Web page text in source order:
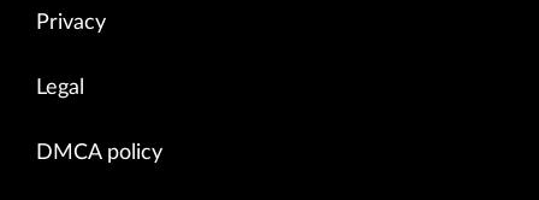
Privacy
Legal
DMCA policy